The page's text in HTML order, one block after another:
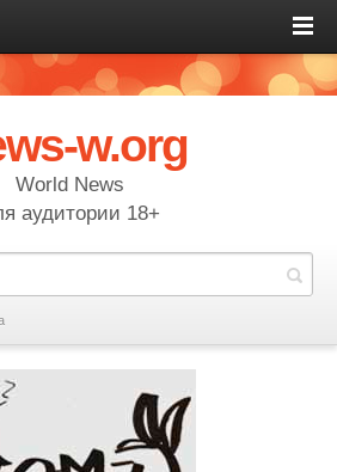
w.org
World News
аудитории 18+